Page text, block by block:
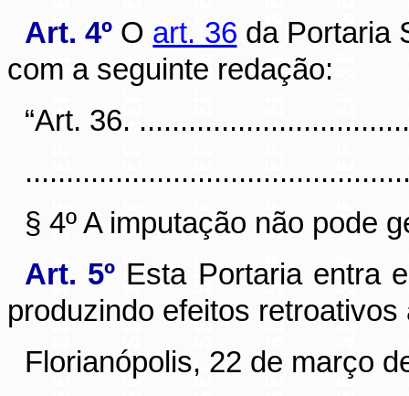
Art. 4º O art. 36 da Portaria
com a seguinte redação:
“Art. 36.
§ 4º A imputação não pode
Art. 5º Esta Portaria entra
produzindo efeitos
Florianópolis, 22 de março